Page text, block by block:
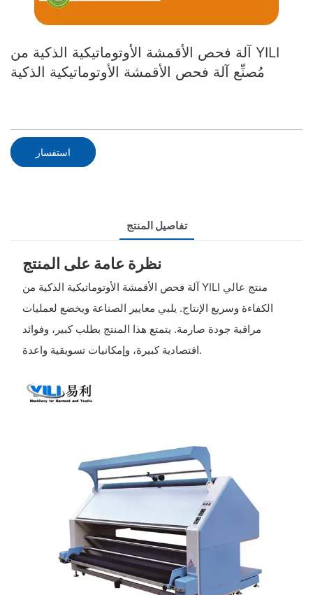
آلة فحص الأقمشة الأوتوماتيكية الذكية من YILI
مُصنِّع آلة فحص الأقمشة الأوتوماتيكية الذكية
استفسار
تفاصيل المنتج
نظرة عامة على المنتج
آلة فحص الأقمشة الأوتوماتيكية الذكية من YILI منتج عالي
الكفاءة وسريع الإنتاج. يلبي معايير الصناعة ويخضع لعمليات
مراقبة جودة صارمة. يتمتع هذا المنتج بطلب كبير، وفوائد
اقتصادية كبيرة، وإمكانيات تسويقية واعدة.